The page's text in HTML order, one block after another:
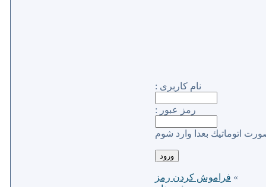
نام كاربری :
رمز عبور :
اتوماتیك بعدا وارد شوم
» فراموش كردن رمز